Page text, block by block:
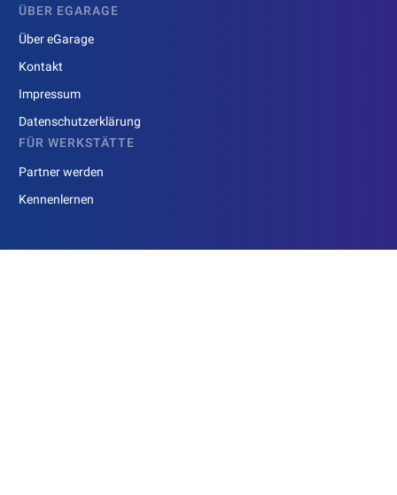
ÜBER EGARAGE
Über eGarage
Kontakt
Impressum
Datenschutzerklärung
FÜR WERKSTÄTTE
Partner werden
Kennenlernen